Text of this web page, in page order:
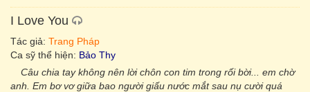
I Love You
Tác giả: Trang Pháp
Ca sỹ thể hiện: Bảo Thy
Câu chia tay không nên lời chôn con tim trong rối bời... em chờ
anh. Em bơ vơ giữa bao người giấu nước mắt sau nụ cười quá